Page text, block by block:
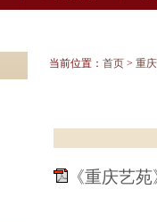
当前位置： 首页 > 重
《重庆艺